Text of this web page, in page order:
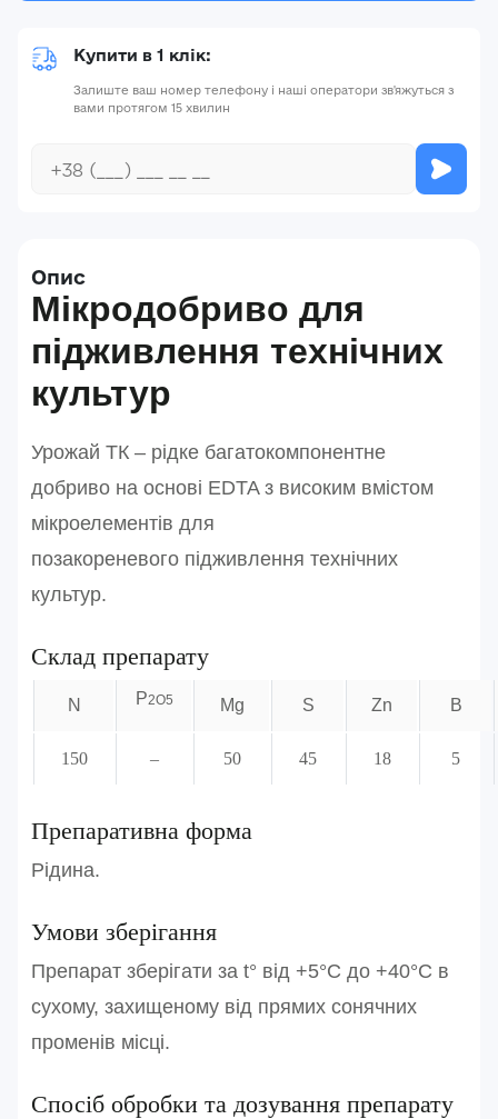
Купити в 1 клік:
Залиште ваш номер телефону і наші оператори зв'яжуться з
вами протягом 15 хвилин
Опис
Мікродобриво для
підживлення технічних
культур
Урожай ТК – рідке багатокомпонентне
добриво на основі EDTA з високим вмістом
мікроелементів для
позакореневого підживлення технічних
культур.
Склад препарату
N P2O5 Mg S Zn B
150 – 50 45 18 5
Препаративна форма
Рідина.
Умови зберігання
Препарат зберігати за t° від +5°С до +40°С в
сухому, захищеному від прямих сонячних
променів місці.
Спосіб обробки та дозування препарату